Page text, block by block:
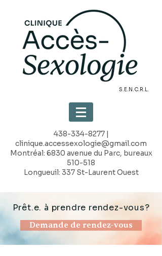
S.E.N.C.R.L.
438-334-8277|
clinique.accessexologie@gmail.com
Montréal: 6830 avenue du Parc, bureaux
510-518
Longueuil: 337 St-Laurent Ouest
Prêt.e. à prendre rendez-vous?
Demande de rendez-vous